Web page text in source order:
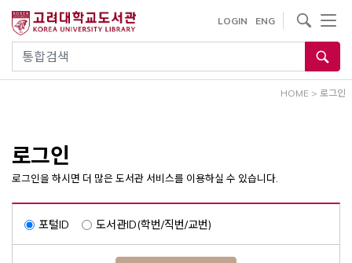
건
통합검색
LOGIN ENG
사이트내 검색
HOME > 로그인
로그인
로그인을 하시면 더 많은 도서관 서비스를 이용하실 수 있습니다.
포털ID 도서관ID(학번/직번/교번)